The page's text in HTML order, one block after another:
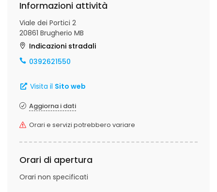
Informazioni attività
Viale dei Portici 2
20861 Brugherio MB
Indicazioni stradali
0392621550
Visita il Sito web
Aggiorna i dati
Orari e servizi potrebbero variare
Orari di apertura
Orari non specificati